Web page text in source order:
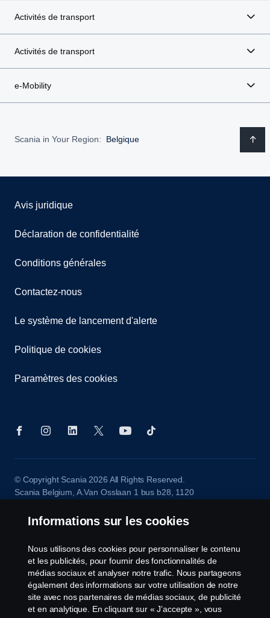
Activités de transport
Activités de transport
e-Mobility
Scania in Your Region: Belgique
Avis juridique
Déclaration de confidentialité
Conditions générales
Contactez-nous
Le système de lancement d'alerte
Politique de cookies
Paramètres des cookies
© Copyright Scania 2026 All Rights Reserved.
Scania Belgium, A.Van Osslaan 1 bus b28, 1120
Informations sur les cookies
Nous utilisons des cookies pour personnaliser le contenu
et les publicités, pour fournir des fonctionnalités de
médias sociaux et analyser notre trafic. Nous partageons
également des informations sur votre utilisation de notre
site avec nos partenaires de médias sociaux, de publicité
et en analytique. En cliquant sur « J’accepte », vous